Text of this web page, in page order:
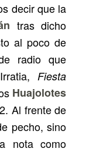
decir que la
tras dicho
al poco de
radio que
Fiesta
Huajolotes
Al frente de
pecho, sino
nota como